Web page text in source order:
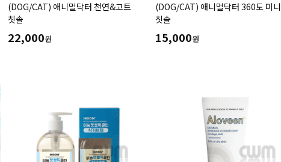
(DOG/CAT) 애니멀닥터 천연&고트
칫솔
22,000원
(DOG/CAT) 애니멀닥터 360도 미니
칫솔
15,000원